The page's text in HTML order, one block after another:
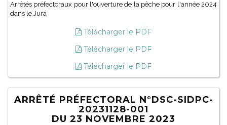
Arrêtés préfectoraux pour l'ouverture de la pêche pour l'année 2024
dans le Jura
Télécharger le PDF
Télécharger le PDF
Télécharger le PDF
ARRÊTÉ PRÉFECTORAL N°DSC-SIDPC-
20231128-001
DU 23 NOVEMBRE 2023